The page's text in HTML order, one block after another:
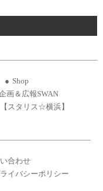
Shop
画＆広報SWAN
【スタリス☆横浜】
合わせ
イバシーポリシー